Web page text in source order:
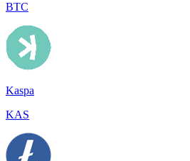
BTC
Kaspa
KAS